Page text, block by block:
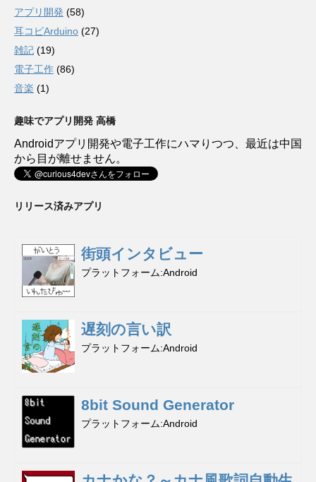
アプリ開発 (58)
耳コピArduino (27)
雑記 (19)
電子工作 (86)
音楽 (1)
趣味でアプリ開発 高橋
Androidアプリ開発や電子工作にハマりつつ、最近は中国
から目が離せません。
リリース済みアプリ
街頭インタビュー
プラットフォーム Android
遅刻の言い訳
プラットフォーム Android
8bit Sound Generator
プラットフォーム Android